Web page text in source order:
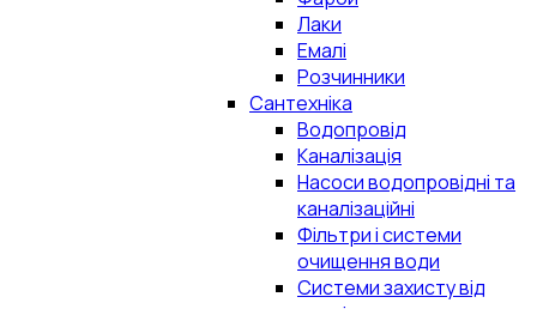
Лаки
Емалі
Розчинники
Сантехніка
Водопровід
Каналізація
Насоси водопровідні та
каналізаційні
Фільтри і системи
очищення води
Системи захисту від